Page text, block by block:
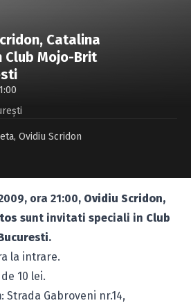
Catalina
Club Mojo-Brit
, Ovidiu Scridon
ora 21:00, Ovidiu Scridon,
sunt invitati speciali in Club
.
la intrare.
10 lei.
: Strada Gabroveni nr.14,